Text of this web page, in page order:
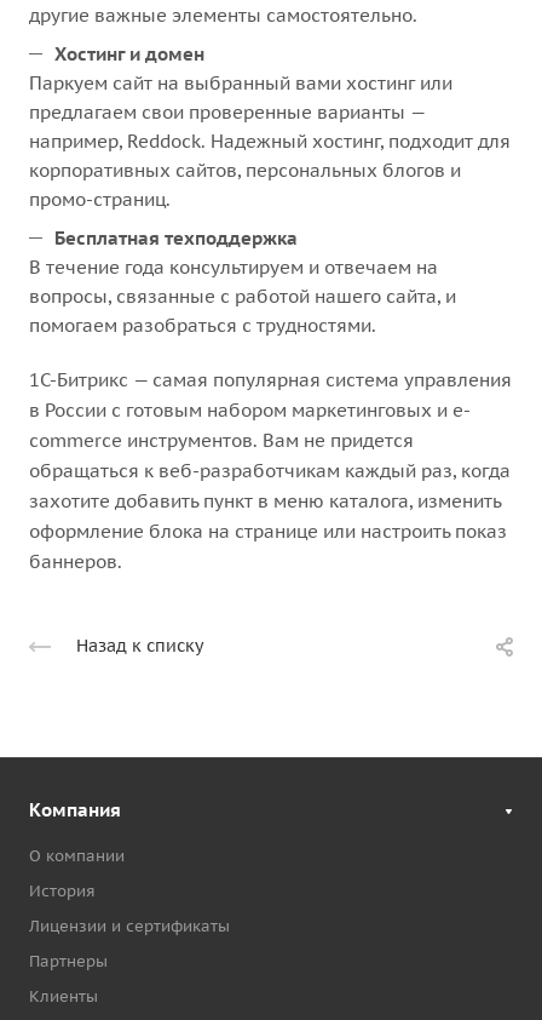
другие важные элементы самостоятельно.
Хостинг и домен
Паркуем сайт на выбранный вами хостинг или
предлагаем свои проверенные варианты —
например, Reddock. Надежный хостинг, подходит для
корпоративных сайтов, персональных блогов и
промо-страниц.
Бесплатная техподдержка
В течение года консультируем и отвечаем на
вопросы, связанные с работой нашего сайта, и
помогаем разобраться с трудностями.
1С-Битрикс — самая популярная система управления
в России с готовым набором маркетинговых и e-
commerce инструментов. Вам не придется
обращаться к веб-разработчикам каждый раз, когда
захотите добавить пункт в меню каталога, изменить
оформление блока на странице или настроить показ
баннеров.
Назад к списку
Компания
О компании
История
Лицензии и сертификаты
Партнеры
Клиенты